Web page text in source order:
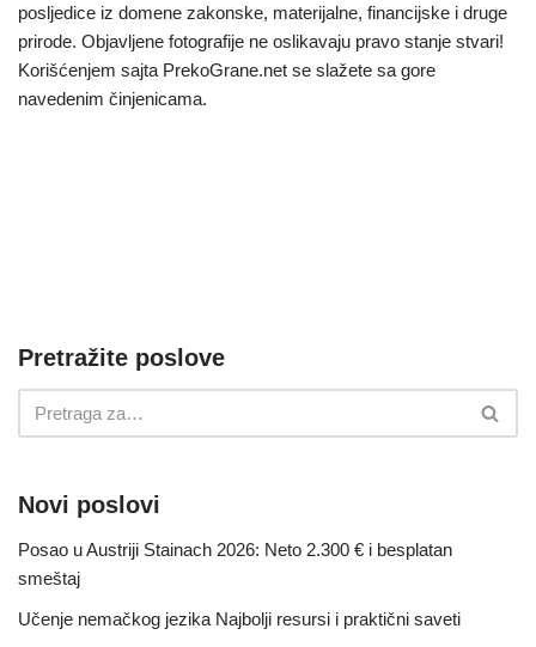
posljedice iz domene zakonske, materijalne, financijske i druge
prirode. Objavljene fotografije ne oslikavaju pravo stanje stvari!
Korišćenjem sajta PrekoGrane.net se slažete sa gore
navedenim činjenicama.
Pretražite poslove
Novi poslovi
Posao u Austriji Stainach 2026: Neto 2.300 € i besplatan
smeštaj
Učenje nemačkog jezika Najbolji resursi i praktični saveti